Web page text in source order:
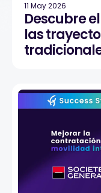
11 May 2026
Descubre
las